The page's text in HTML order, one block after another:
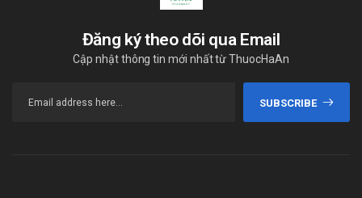
Đăng ký theo dõi qua Email
Cập nhật thông tin mới nhất từ ThuocHaAn
SUBSCRIBE